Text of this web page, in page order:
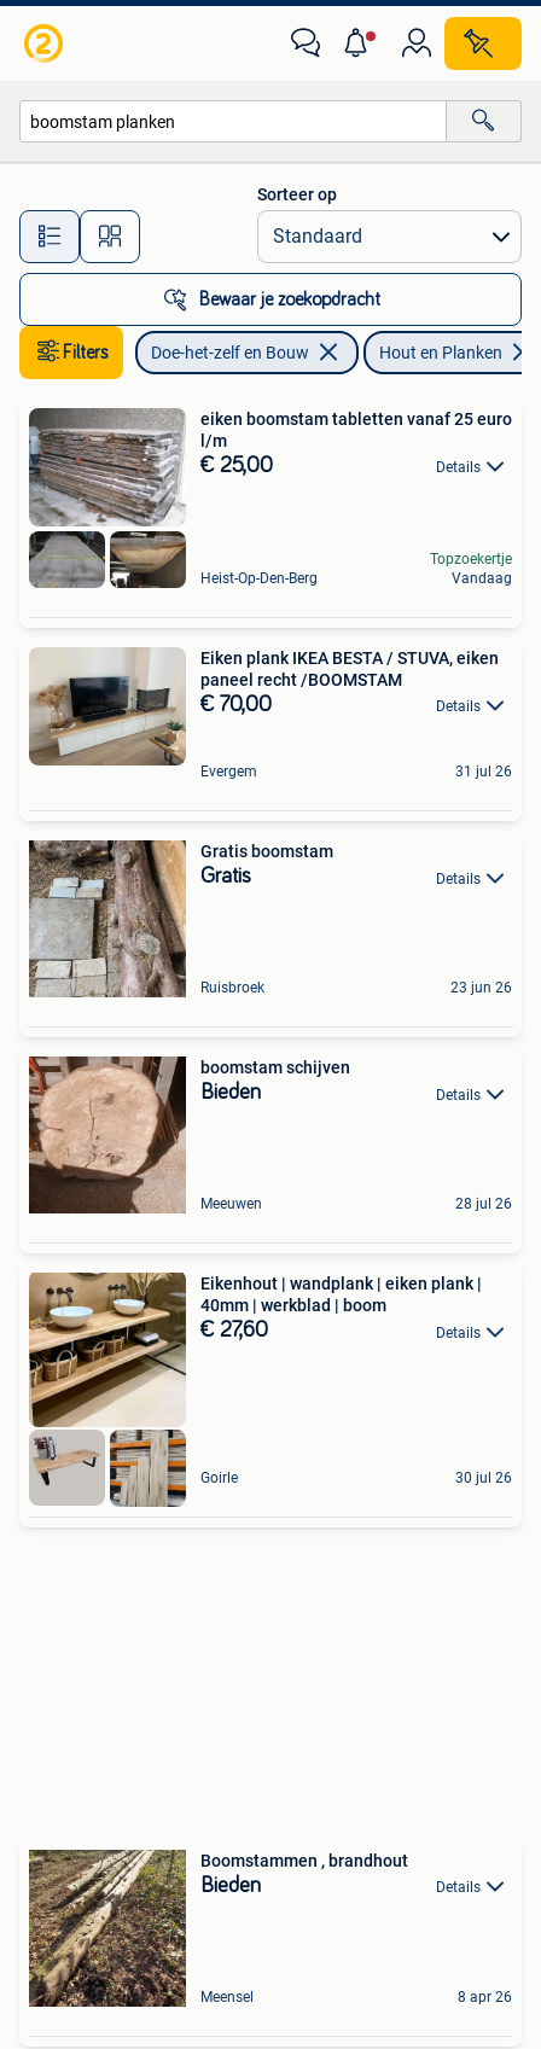
Alle afstanden…
Sorteer op
Bewaar je zoekopdracht
Filters Doe-het-zelf en Bouw Hout en Planken
eiken boomstam tabletten vanaf 25 euro
l/m
€ 25,00 Details
Heist-Op-Den-Berg
Topzoekertje
Vandaag
Eiken plank IKEA BESTA / STUVA, eiken
paneel recht /BOOMSTAM
€ 70,00 Details
Evergem 31 jul 26
Gratis boomstam
Gratis Details
Ruisbroek 23 jun 26
boomstam schijven
Bieden Details
Meeuwen 28 jul 26
Eikenhout | wandplank | eiken plank |
40mm | werkblad | boom
€ 27,60 Details
Goirle 30 jul 26
Boomstammen , brandhout
Bieden Details
Meensel 8 apr 26